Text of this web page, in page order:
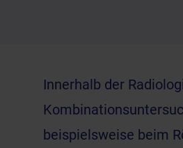
Innerhalb der
beispielsweise beim